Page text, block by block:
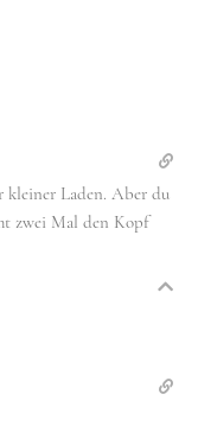
kleiner Laden. Aber du
zwei Mal den Kopf